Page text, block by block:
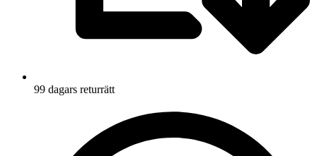
99 dagars returrätt